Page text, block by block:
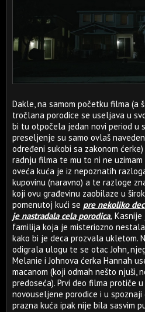
Dakle, na samom početku filma (a
tročlana porodice se useljava u
bi tu otpočela jedan novi period u
preseljenje su samo ovlaš
određeni sukobi sa zakonom
radnju filma te mu to ni ne uzimam
oveća kuća je iz nepoznatih
kupovinu (naravno) a te razloge
koji ovu građevinu zaobilaze u
pomenutoj kući se pre nekoliko
je nastradala cela porodica.
familija koja je misteriozno
kako bi je deca prozvala ukletom.
odigrala ulogu te se otac John,
Melanie i Johnova ćerka Hannah
macanom (koji odmah nešto njuši,
predoseća). Prvi deo filma protiče
novouseljene porodice i u
prazna kuća ipak nije bila sasvim